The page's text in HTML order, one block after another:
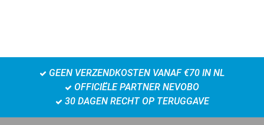
GEEN VERZENDKOSTEN VANAF €70 IN NL
OFFICIËLE PARTNER NEVOBO
30 DAGEN RECHT OP TERUGGAVE